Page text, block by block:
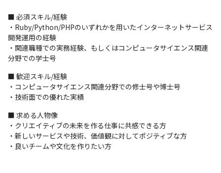
■ 必須スキル/経験
・Ruby/Python/PHPのいずれかを用いたインターネットサービス
開発運用の経験
・関連職種での実務経験、もしくはコンピュータサイエンス関連
分野での学士号
■ 歓迎スキル/経験
・コンピュータサイエンス関連分野での修士号や博士号
・技術面での優れた実績
■ 求める人物像
・クリエイティブの未来を作る仕事に共感できる方
・新しいサービスや技術、価値観に対してポジティブな方
・良いチームや文化を作りたい方